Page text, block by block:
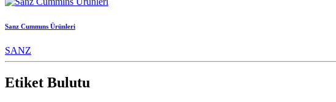
Sanz Cummıns Ürünleri
SANZ
Etiket Bulutu